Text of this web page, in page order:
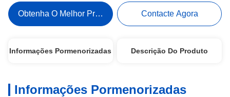
Obtenha O Melhor Preço Contacte Agora
Informações Pormenorizadas Descrição Do Produto
Informações Pormenorizadas